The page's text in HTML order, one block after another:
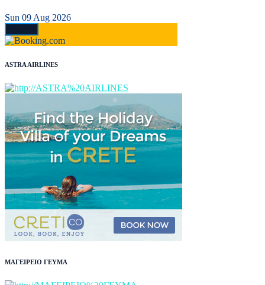
Sun 09 Aug 2026
ASTRA AIRLINES
ΜΑΓΕΙΡΕΙΟ ΓΕΥΜΑ